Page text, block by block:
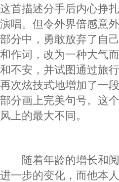
这首描述分手后内心挣
演唱。但令外界倍感意
部分中，勇敢放弃了自
和作词，改为一种大气
和不安，并试图通过旅
再次炫技式地增加了一
部分画上完美句号。这
风上的最大不同。
随着年龄的增长和阅
进一步的变化，而他本